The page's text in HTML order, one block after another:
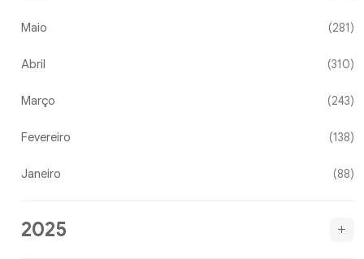
Maio (281)
Abril (310)
Março (243)
Fevereiro (138)
Janeiro (88)
2025